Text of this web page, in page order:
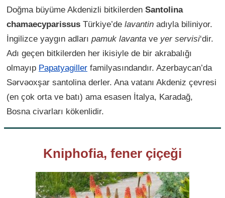
Doğma büyüme Akdenizli bitkilerden Santolina
chamaecyparissus Türkiye’de lavantin adıyla biliniyor.
İngilizce yaygın adları pamuk lavanta ve yer servisi‘dir.
Adı geçen bitkilerden her ikisiyle de bir akrabalığı
olmayıp Papatyagiller familyasındandır. Azerbaycan’da
Sərvəoxşar santolina derler. Ana vatanı Akdeniz çevresi
(en çok orta ve batı) ama esasen İtalya, Karadağ,
Bosna civarları kökenlidir.
Kniphofia, fener çiçeği